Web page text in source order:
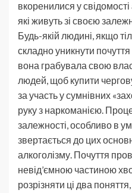
вкоренилися у свідомості
які живуть зі своєю
Будь-якій людині, якщо
складно уникнути
вона грабувала свою
людей, щоб купити
за участь у сумнівних
руку з наркоманією.
залежності, особливо в
звертається до цих
алкоголізму. Почуття
невід’ємною частиною
розрізняти ці два